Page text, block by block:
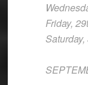
Friday,